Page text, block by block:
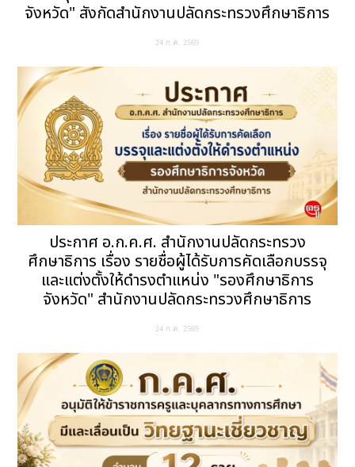
จังหวัด" สังกัดสำนักงานปลัดกระทรวงศึกษาธิการ
24 ก.ค. 2569
ประกาศ อ.ก.ค.ศ. สำนักงานปลัดกระทรวง
ศึกษาธิการ เรื่อง รายชื่อผู้ได้รับการคัดเลือกบรรจุ
และแต่งตั้งให้ดำรงตำแหน่ง "รองศึกษาธิการ
จังหวัด" สำนักงานปลัดกระทรวงศึกษาธิการ
24 ก.ค. 2569